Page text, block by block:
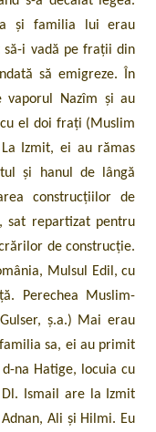
și familia lui erau
i vadă pe frații din
să emigreze. În
vaporul Nazîm și au
el doi frați (Muslim
Izmit, ei au rămas
și hanul de lângă
construcțiilor de
sat repartizat pentru
de construcție.
Mulsul Edil, cu
Perechea Muslim-
ș.a.) Mai erau
sa, ei au primit
na Hatige, locuia cu
Ismail are la Izmit
Ali și Hilmi. Eu